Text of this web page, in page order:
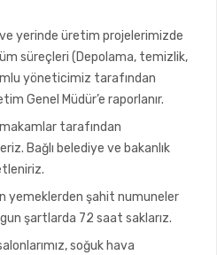
yerinde üretim projelerimizde
süreçleri (Depolama, temizlik,
yöneticimiz tarafından
Genel Müdür’e raporlanır.
tarafından
Bağlı belediye ve bakanlık
yemeklerden şahit numuneler
şartlarda 72 saat saklarız.
soğuk hava